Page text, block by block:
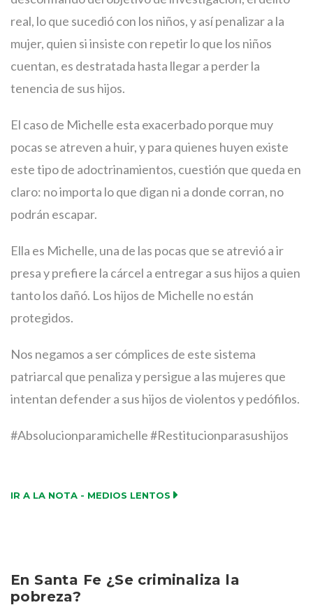
real, lo que sucedió con los niños, y así penalizar a la
mujer, quien si insiste con repetir lo que los niños
cuentan, es destratada hasta llegar a perder la
tenencia de sus hijos.
El caso de Michelle esta exacerbado porque muy
pocas se atreven a huir, y para quienes huyen existe
este tipo de adoctrinamientos, cuestión que queda en
claro: no importa lo que digan ni a donde corran, no
podrán escapar.
Ella es Michelle, una de las pocas que se atrevió a ir
presa y prefiere la cárcel a entregar a sus hijos a quien
tanto los dañó. Los hijos de Michelle no están
protegidos.
Nos negamos a ser cómplices de este sistema
patriarcal que penaliza y persigue a las mujeres que
intentan defender a sus hijos de violentos y pedófilos.
#Absolucionparamichelle #Restitucionparasushijos
IR A LA NOTA - MEDIOS LENTOS
En Santa Fe ¿Se criminaliza la
pobreza?